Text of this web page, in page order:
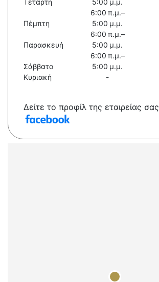
Τετάρτη
5:00 μ.μ.
Πέμπτη
6:00 π.μ.–
5:00 μ.μ.
Παρασκευή
6:00 π.μ.–
5:00 μ.μ.
Σάββατο
6:00 π.μ.–
5:00 μ.μ.
Κυριακή
-
Δείτε το προφίλ της εταιρείας σας